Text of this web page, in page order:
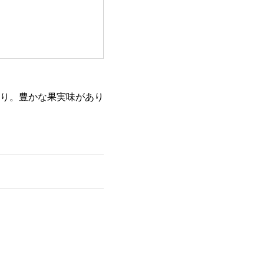
。豊かな果実味があり